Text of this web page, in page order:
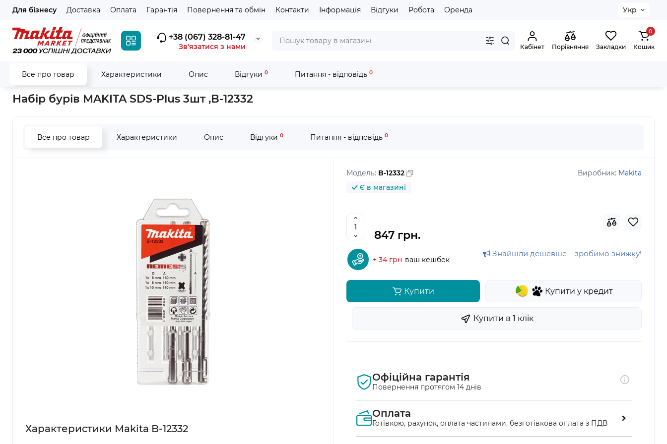
Для бізнесу Доставка Оплата Гарантія Повернення та обмін Контакти Інформація Відгуки Робота Оренда Укр
+38 (067) 328-81-47
Зв'язатися з нами Кабінет Порівняння Закладки
0
Кошик
Все про товар Характеристики Опис Відгуки 0 Питання - відповідь 0
Головна Витратні матеріали Бури та долота Набори приладдя з хвостовиком SDS-PLUS / SDS-MAX
Набір бурів MAKITA SDS-Plus 3шт ,B-12332
Все про товар Характеристики Опис Відгуки 0 Питання - відповідь 0
Характеристики Makita B-12332
Модель: B-12332 Виробник: Makita
Є в магазині
847 грн.
+ 34 грн ваш кешбек
Знайшли дешевше – зробимо знижку!
Купити Купити у кредит
Купити в 1 клiк
Офіційна гарантія
Повернення протягом 14 днів
Оплата
Готівкою, рахунок, оплата частинами, безготівкова оплата з ПДВ